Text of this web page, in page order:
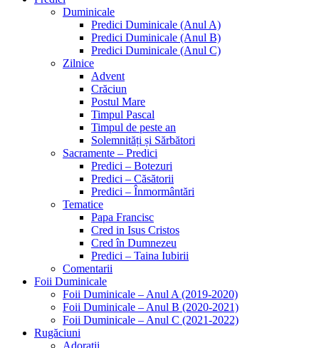
Duminicale
Predici Duminicale (Anul A)
Predici Duminicale (Anul B)
Predici Duminicale (Anul C)
Zilnice
Advent
Crăciun
Postul Mare
Timpul Pascal
Timpul de peste an
Solemnități și Sărbători
Sacramente – Predici
Predici – Botezuri
Predici – Căsătorii
Predici – Înmormântări
Tematice
Papa Francisc
Cred in Isus Cristos
Cred în Dumnezeu
Predici – Taina Iubirii
Comentarii
Foii Duminicale
Foii Duminicale – Anul A (2019-2020)
Foii Duminicale – Anul B (2020-2021)
Foii Duminicale – Anul C (2021-2022)
Rugăciuni
Adorații